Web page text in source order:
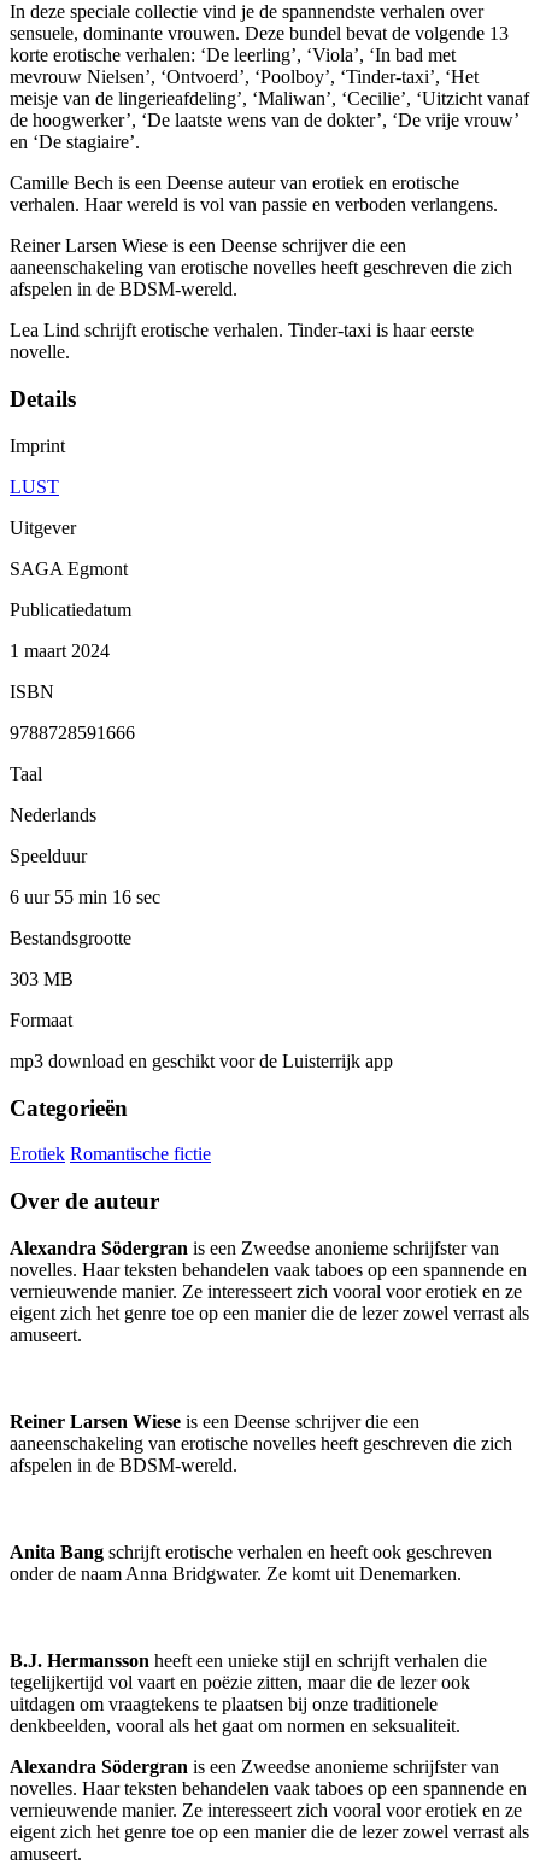
In deze speciale collectie vind je de spannendste verhalen over
sensuele, dominante vrouwen. Deze bundel bevat de volgende 13
korte erotische verhalen: ‘De leerling’, ‘Viola’, ‘In bad met
mevrouw Nielsen’, ‘Ontvoerd’, ‘Poolboy’, ‘Tinder-taxi’, ‘Het
meisje van de lingerieafdeling’, ‘Maliwan’, ‘Cecilie’, ‘Uitzicht vanaf
de hoogwerker’, ‘De laatste wens van de dokter’, ‘De vrije vrouw’
en ‘De stagiaire’.
Camille Bech is een Deense auteur van erotiek en erotische
verhalen. Haar wereld is vol van passie en verboden verlangens.
Reiner Larsen Wiese is een Deense schrijver die een
aaneenschakeling van erotische novelles heeft geschreven die zich
afspelen in de BDSM-wereld.
Lea Lind schrijft erotische verhalen. Tinder-taxi is haar eerste
novelle.
Details
Imprint
LUST
Uitgever
SAGA Egmont
Publicatiedatum
1 maart 2024
ISBN
9788728591666
Taal
Nederlands
Speelduur
6 uur 55 min 16 sec
Bestandsgrootte
303 MB
Formaat
mp3 download en geschikt voor de Luisterrijk app
Categorieën
Erotiek Romantische fictie
Over de auteur
Alexandra Södergran is een Zweedse anonieme schrijfster van
novelles. Haar teksten behandelen vaak taboes op een spannende en
vernieuwende manier. Ze interesseert zich vooral voor erotiek en ze
eigent zich het genre toe op een manier die de lezer zowel verrast als
amuseert.
Reiner Larsen Wiese is een Deense schrijver die een
aaneenschakeling van erotische novelles heeft geschreven die zich
afspelen in de BDSM-wereld.
Anita Bang schrijft erotische verhalen en heeft ook geschreven
onder de naam Anna Bridgwater. Ze komt uit Denemarken.
B.J. Hermansson heeft een unieke stijl en schrijft verhalen die
tegelijkertijd vol vaart en poëzie zitten, maar die de lezer ook
uitdagen om vraagtekens te plaatsen bij onze traditionele
denkbeelden, vooral als het gaat om normen en seksualiteit.
Alexandra Södergran is een Zweedse anonieme schrijfster van
novelles. Haar teksten behandelen vaak taboes op een spannende en
vernieuwende manier. Ze interesseert zich vooral voor erotiek en ze
eigent zich het genre toe op een manier die de lezer zowel verrast als
amuseert.